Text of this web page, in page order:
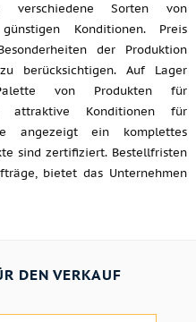
verschiedene Sorten von
Konditionen. Preis
der Produktion
berücksichtigen. Auf Lager
von Produkten für
attraktive Konditionen für
angezeigt ein komplettes
sind zertifiziert. Bestellfristen
bietet das Unternehmen
DEN VERKAUF